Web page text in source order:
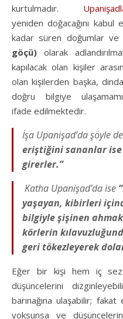
kurtulmadır.
yeniden doğacağını kabul
kadar süren doğumlar ve
göçü) olarak
kapılacak olan kişiler
olan kişilerden başka,
doğru bilgiye
ifade edilmektedir.
İşa Upanişad’da şöyle
eriştiğini sananlar
girerler.”
Katha Upanişad’da ise
yaşayan, kibirleri
bilgiyle şişinen
körlerin
geri tökezleyerek
Eğer bir kişi hem iç
düşüncelerini
barınağına ulaşabilir;
yoksunsa ve